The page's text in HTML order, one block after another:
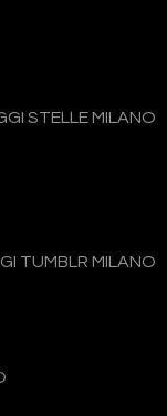
STELLE MILANO
TUMBLR MILANO